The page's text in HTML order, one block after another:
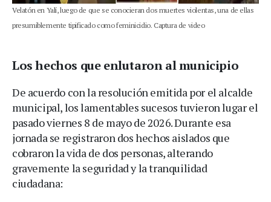
Velatón en Yalí, luego de que se conocieran dos muertes violentas, una de ellas
presumiblemente tipificado como feminicidio. Captura de video
Los hechos que enlutaron al municipio
De acuerdo con la resolución emitida por el alcalde
municipal, los lamentables sucesos tuvieron lugar el
pasado viernes 8 de mayo de 2026. Durante esa
jornada se registraron dos hechos aislados que
cobraron la vida de dos personas, alterando
gravemente la seguridad y la tranquilidad
ciudadana: